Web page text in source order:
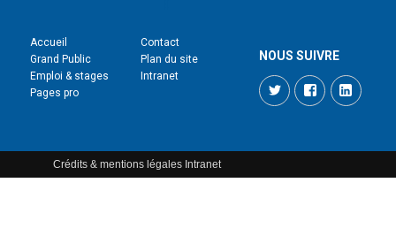
Accueil
Grand Public
Emploi & stages
Pages pro
Contact
Plan du site
Intranet
NOUS SUIVRE
TwitterFacebook
Crédits & mentions légales Intranet